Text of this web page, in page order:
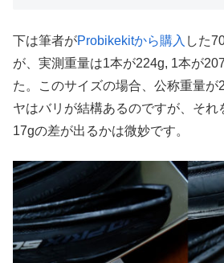
下は筆者がProbikekitから購入 した
が、実測重量は1本が224g, 1本が
た。このサイズの場合、公称重量が
ヤはバリが結構あるのですが、それ
17gの差が出るかは微妙です。